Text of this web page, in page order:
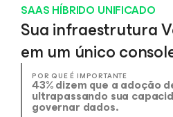
SAAS HÍBRIDO UNIFICADO
Sua infraestrutura
em um único
POR QUE É IMPORTANTE
43% dizem que a adoção
ultrapassando sua
governar dados.